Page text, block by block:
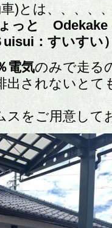
)とは、、、、
ょっと
：すいすい
電気のみで走る
出されないとて
スをご用意して